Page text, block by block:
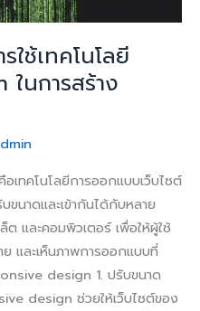
ใช้เทคโนโลยี
นการสร้าง
ทคโนโลยีการออกแบบเว็บไซต์
นาดและเข้ากันได้กับหลาย
และคอมพิวเตอร์ เพื่อให้ผู้ใช้
ย และเห็นภาพการออกแบบที่
design 1. ปรับขนาด
design ช่วยให้เว็บไซต์ของ